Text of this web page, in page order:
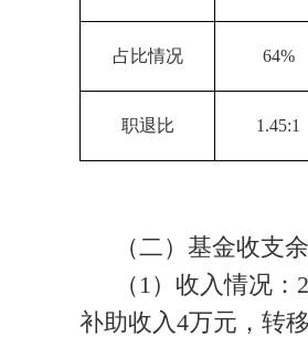
占比情况 64%
职退比 1.45:1
（二）基金收支
（1）收入情况
补助收入4万元，转